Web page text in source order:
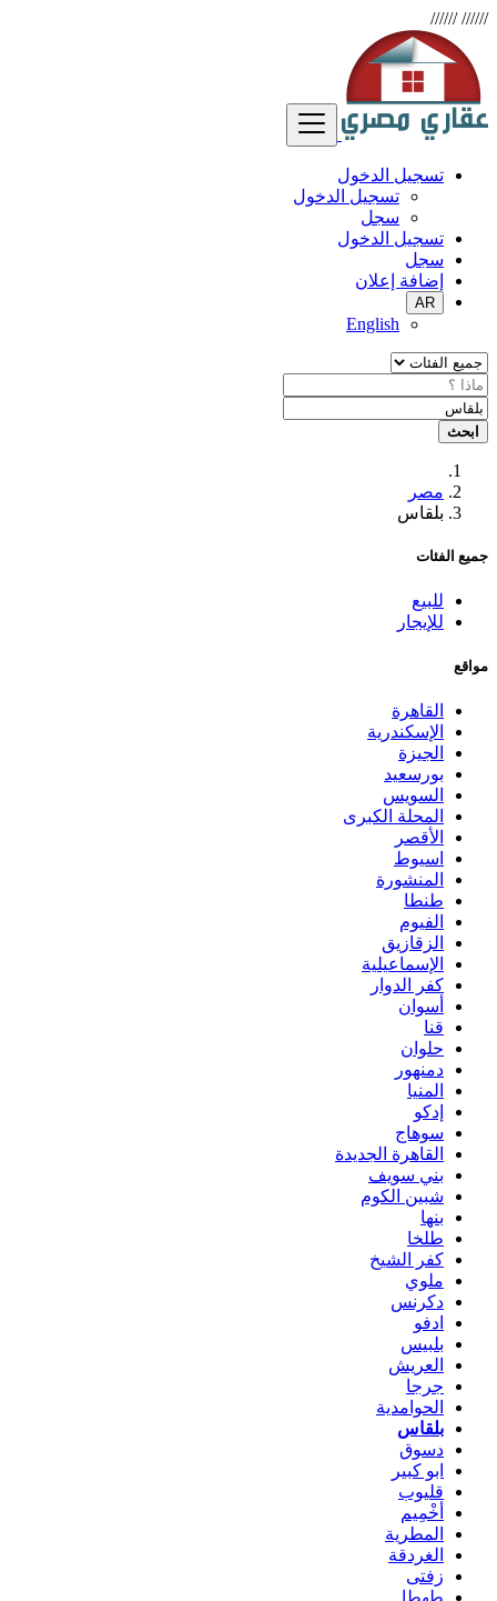
//////
//////
تسجيل الدخول
تسجيل الدخول
سجل
تسجيل الدخول
سجل
إضافة إعلان
AR
English
ابحث
مصر
بلقاس
جميع الفئات
للبيع
للإيجار
مواقع
القاهرة
الإسكندرية
الجيزة
بورسعيد
السويس
المحلة الكبرى
الأقصر
اسيوط
المنشورة
طنطا
الفيوم
الزقازيق
الإسماعيلية
كفر الدوار
أسوان
قنا
حلوان
دمنهور
المنيا
إدكو
سوهاج
القاهرة الجديدة
بني سويف
شبين الكوم
بنها
طلخا
كفر الشيخ
ملوي
دكرنس
ادفو
بلبيس
العريش
جرجا
الحوامدية
بلقاس
دسوق
ابو كبير
قليوب
أخْمِيم
المطرية
الغردقة
زفتى
طهطا